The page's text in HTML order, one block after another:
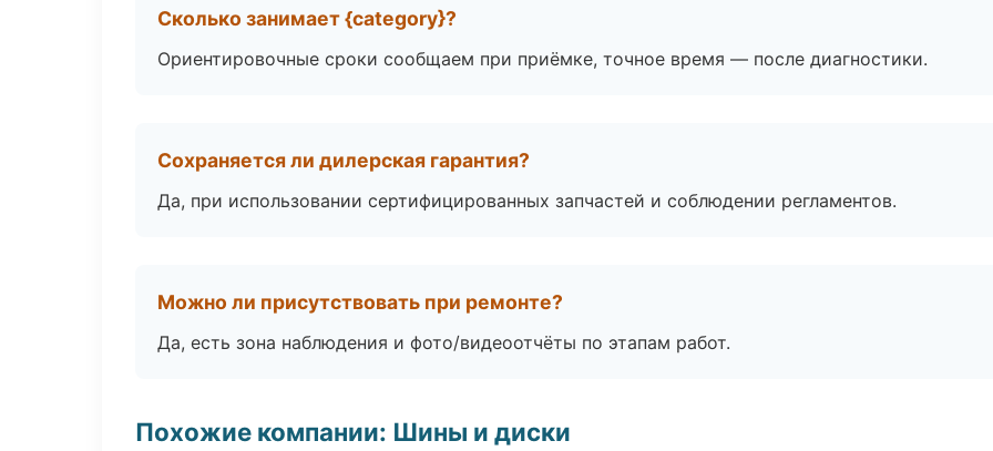
Сколько занимает {category}?
Ориентировочные сроки сообщаем при приёмке, точное время — после диагностики.
Сохраняется ли дилерская гарантия?
Да, при использовании сертифицированных запчастей и соблюдении регламентов.
Можно ли присутствовать при ремонте?
Да, есть зона наблюдения и фото/видеоотчёты по этапам работ.
Похожие компании: Шины и диски